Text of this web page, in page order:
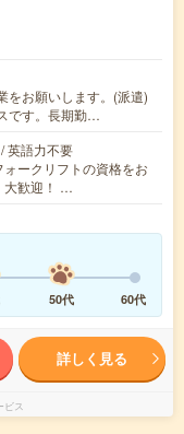
をお願いします。(派遣)
です。長期勤…
英語力不要
ォークリフトの資格をお
大歓迎！ …
50代 60代
詳しく見る
ビス